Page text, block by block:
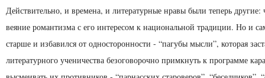
Действительно, и времена, и литературные нравы были теперь другие:
веяние романтизма с его интересом к национальной традиции. Но и
старше и избавился от односторонности - “пагубы мысли”, которая
литературного ученичества безоговорочно примкнуть к программе